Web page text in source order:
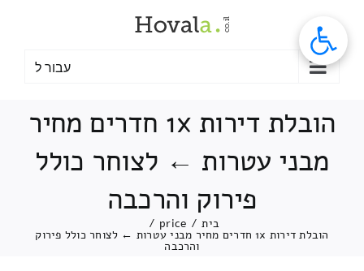
עבור ל
הובלת דירות 1x חדרים מחיר
מבני עטרות ← לצוחר כולל
פירוק והרכבה
בית /
price
/
הובלת דירות 1x חדרים מחיר מבני עטרות ← לצוחר כולל פירוק
והרכבה